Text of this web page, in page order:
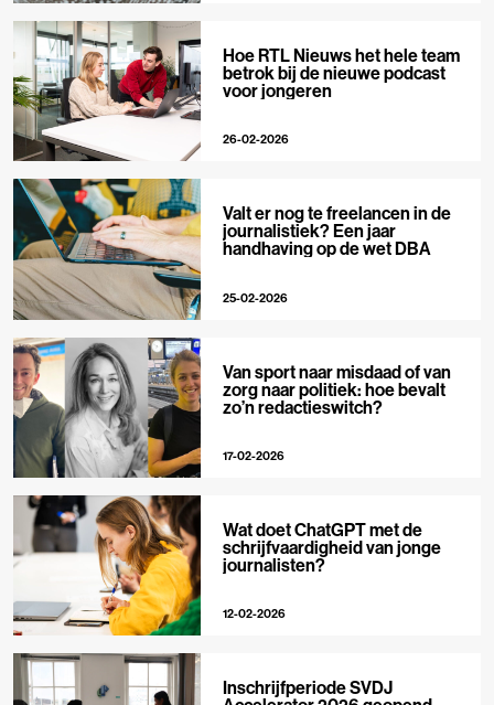
Hoe RTL Nieuws het hele team
betrok bij de nieuwe podcast
voor jongeren
26-02-2026
Valt er nog te freelancen in de
journalistiek? Een jaar
handhaving op de wet DBA
25-02-2026
Van sport naar misdaad of van
zorg naar politiek: hoe bevalt
zo’n redactieswitch?
17-02-2026
Wat doet ChatGPT met de
schrijfvaardigheid van jonge
journalisten?
12-02-2026
Inschrijfperiode SVDJ